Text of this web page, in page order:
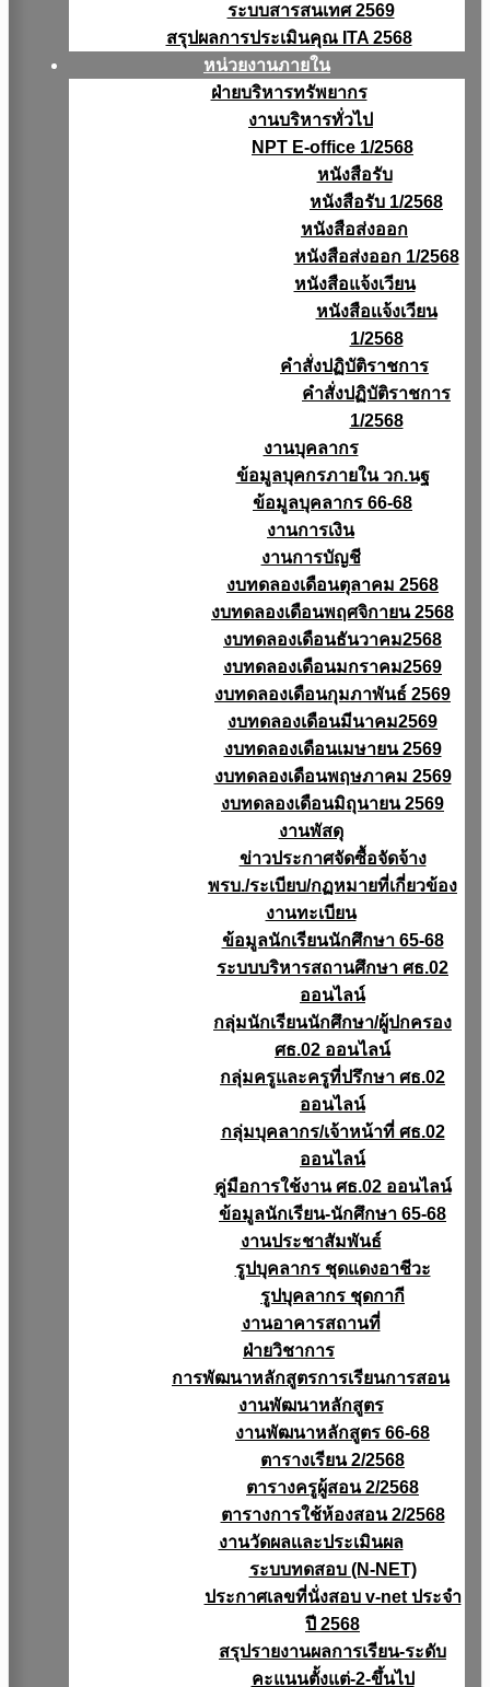
ระบบสารสนเทศ 2569
สรุปผลการประเมินคุณ ITA 2568
หน่วยงานภายใน
ฝ่ายบริหารทรัพยากร
งานบริหารทั่วไป
NPT E-office 1/2568
หนังสือรับ
หนังสือรับ 1/2568
หนังสือส่งออก
หนังสือส่งออก 1/2568
หนังสือแจ้งเวียน
หนังสือเเจ้งเวียน
1/2568
คำสั่งปฏิบัติราชการ
คำสั่งปฏิบัติราชการ
1/2568
งานบุคลากร
ข้อมูลบุคกรภายใน วก.นฐ
ข้อมูลบุคลากร 66-68
งานการเงิน
งานการบัญชี
งบทดลองเดือนตุลาคม 2568
งบทดลองเดือนพฤศจิกายน 2568
งบทดลองเดือนธันวาคม2568
งบทดลองเดือนมกราคม2569
งบทดลองเดือนกุมภาพันธ์ 2569
งบทดลองเดือนมีนาคม2569
งบทดลองเดือนเมษายน 2569
งบทดลองเดือนพฤษภาคม 2569
งบทดลองเดือนมิถุนายน 2569
งานพัสดุ
ข่าวประกาศจัดซื้อจัดจ้าง
พรบ./ระเบียบ/กฏหมายที่เกี่ยวข้อง
งานทะเบียน
ข้อมูลนักเรียนนักศึกษา 65-68
ระบบบริหารสถานศึกษา ศธ.02
ออนไลน์
กลุ่มนักเรียนนักศึกษา/ผู้ปกครอง
ศธ.02 ออนไลน์
กลุ่มครูและครูที่ปรึกษา ศธ.02
ออนไลน์
กลุ่มบุคลากร/เจ้าหน้าที่ ศธ.02
ออนไลน์
คู่มือการใช้งาน ศธ.02 ออนไลน์
ข้อมูลนักเรียน-นักศึกษา 65-68
งานประชาสัมพันธ์
รูปบุคลากร ชุดแดงอาชีวะ
รูปบุคลากร ชุดกากี
งานอาคารสถานที่
ฝ่ายวิชาการ
การพัฒนาหลักสูตรการเรียนการสอน
งานพัฒนาหลักสูตร
งานพัฒนาหลักสูตร 66-68
ตารางเรียน 2/2568
ตารางครูผู้สอน 2/2568
ตารางการใช้ห้องสอน 2/2568
งานวัดผลเเละประเมินผล
ระบบทดสอบ (N-NET)
ประกาศเลขที่นั่งสอบ v-net ประจำ
ปี 2568
สรุปรายงานผลการเรียน-ระดับ
คะแนนตั้งแต่-2-ขึ้นไป